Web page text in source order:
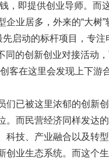
即提供创业导师。而
业居多，外来的“大树”
启动的标杆项目，专注
同的创新创业对接活动
客在这里会发现上下游
已被这里浓郁的创新创
而民营经济同样发达
技、产业融合以及转
业生态系统。而这个